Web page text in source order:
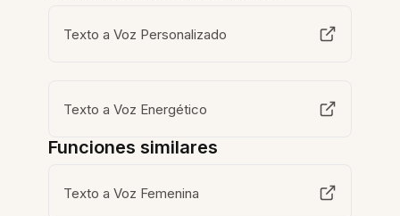
Texto a Voz Personalizado
Texto a Voz Energético
Funciones similares
Texto a Voz Femenina